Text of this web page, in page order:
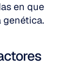
en que
genética.